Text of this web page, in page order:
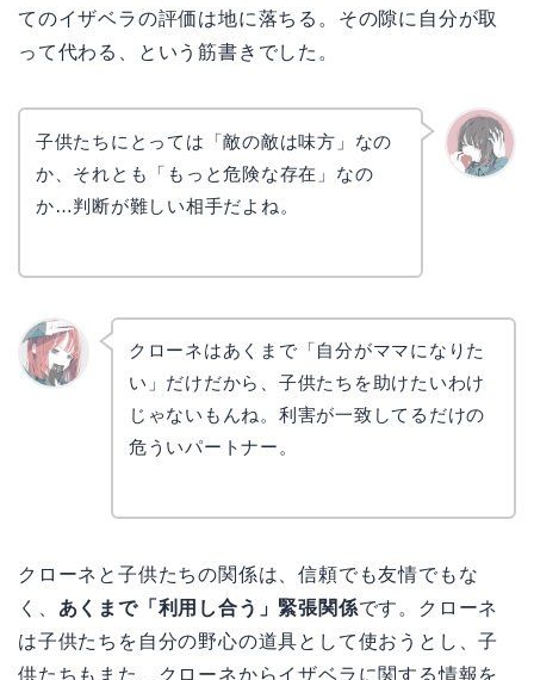
てのイザベラの評価は地に落ちる。その隙に自分が取
って代わる、という筋書きでした。
子供たちにとっては「敵の敵は味方」なの
か、それとも「もっと危険な存在」なの
か…判断が難しい相手だよね。
クローネはあくまで「自分がママになりた
い」だけだから、子供たちを助けたいわけ
じゃないもんね。利害が一致してるだけの
危ういパートナー。
クローネと子供たちの関係は、信頼でも友情でもな
く、 あくまで「利用し合う」緊張関係です。クローネ
は子供たちを自分の野心の道具として使おうとし、子
供たちもまた、クローネからイザベラに関する情報を